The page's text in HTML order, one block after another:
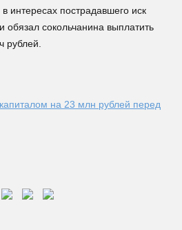
интересах пострадавшего иск
обязал сокольчанина выплатить
рублей.
на 23 млн рублей перед